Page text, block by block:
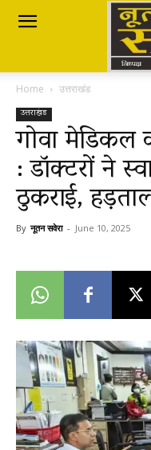
Nutan
Savera
सवेरा
Breaking
News
Home उत्तराखंड
उत्तराखंड
गोवा मेडिकल
: डॉक्टरों ने
ठुकराई,
By नूतन सवेरा - June 10, 2025